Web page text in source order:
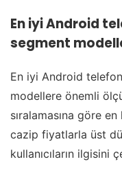
En iyi Android
segment
En iyi Android
modellere önemli
sıralamasına göre
cazip fiyatlarla üst
kullanıcıların ilgisini